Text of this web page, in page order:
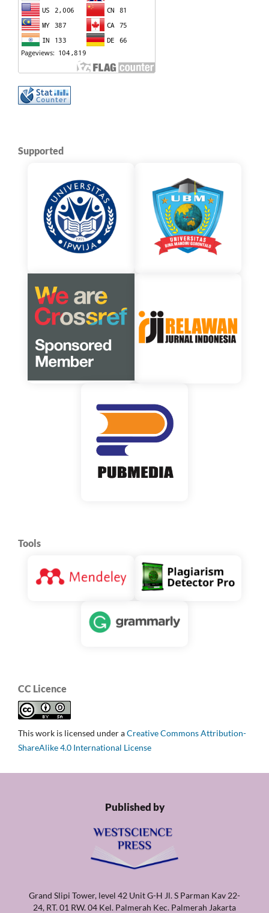
Supported
Tools
CC Licence
This work is licensed under aCreative Commons Attribution-
ShareAlike 4.0 International License
Published by
Grand Slipi Tower, level 42 Unit G-H Jl. S Parman Kav 22-
24, RT. 01 RW. 04 Kel. Palmerah Kec. Palmerah Jakarta